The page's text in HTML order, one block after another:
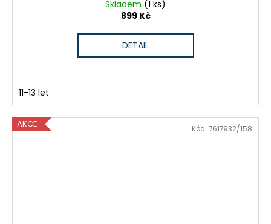
Skladem (1 ks)
899 Kč
DETAIL
11-13 let
AKCE Kód: 7617932/158